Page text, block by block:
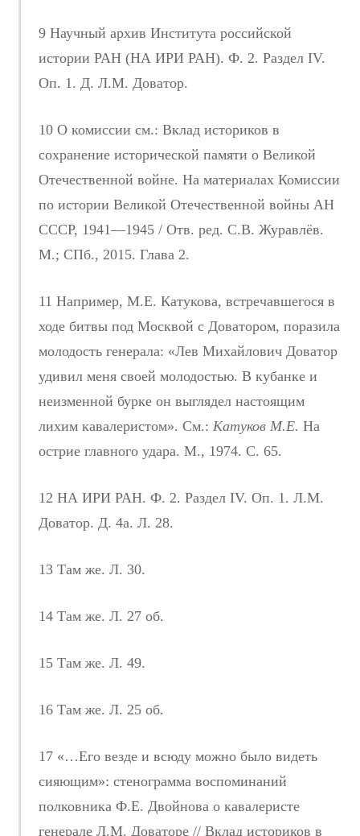
9 Научный архив Института российской
истории РАН (НА ИРИ РАН). Ф. 2. Раздел IV.
Оп. 1. Д. Л.М. Доватор.
10 О комиссии см.: Вклад историков в
сохранение исторической памяти о Великой
Отечественной войне. На материалах Комиссии
по истории Великой Отечественной войны АН
СССР, 1941—1945 / Отв. ред. С.В. Журавлёв.
М.; СПб., 2015. Глава 2.
11 Например, М.Е. Катукова, встречавшегося в
ходе битвы под Москвой с Доватором, поразила
молодость генерала: «Лев Михайлович Доватор
удивил меня своей молодостью. В кубанке и
неизменной бурке он выглядел настоящим
лихим кавалеристом». См.: Катуков М.Е. На
острие главного удара. М., 1974. С. 65.
12 НА ИРИ РАН. Ф. 2. Раздел IV. Оп. 1. Л.М.
Доватор. Д. 4а. Л. 28.
13 Там же. Л. 30.
14 Там же. Л. 27 об.
15 Там же. Л. 49.
16 Там же. Л. 25 об.
17 «…Его везде и всюду можно было видеть
сияющим»: стенограмма воспоминаний
полковника Ф.Е. Двойнова о кавалеристе
генерале Л.М. Доваторе // Вклад историков в